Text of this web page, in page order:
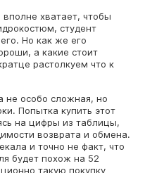
вполне хватает, чтобы
студент
Но как же его
а какие стоит
растолкуем что к
не особо сложная, но
Попытка купить этот
на цифры из таблицы,
возврата и обмена.
и точно не факт, что
будет похож на 52
такую покупку